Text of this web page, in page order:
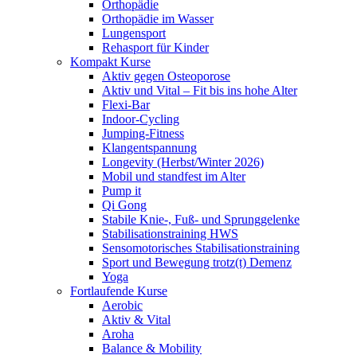
Orthopädie
Orthopädie im Wasser
Lungensport
Rehasport für Kinder
Kompakt Kurse
Aktiv gegen Osteoporose
Aktiv und Vital – Fit bis ins hohe Alter
Flexi-Bar
Indoor-Cycling
Jumping-Fitness
Klangentspannung
Longevity (Herbst/Winter 2026)
Mobil und standfest im Alter
Pump it
Qi Gong
Stabile Knie-, Fuß- und Sprunggelenke
Stabilisationstraining HWS
Sensomotorisches Stabilisationstraining
Sport und Bewegung trotz(t) Demenz
Yoga
Fortlaufende Kurse
Aerobic
Aktiv & Vital
Aroha
Balance & Mobility